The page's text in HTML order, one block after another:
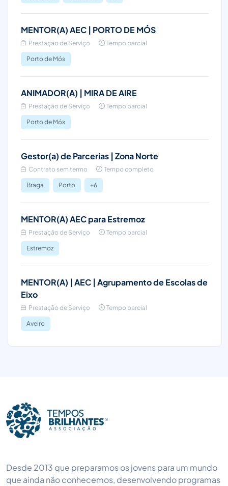
MENTOR(A) AEC | PORTO DE MÓS
Prestação de Serviço Tempo parcial
Porto de Mós
ANIMADOR(A) | MIRA DE AIRE
Prestação de Serviço Tempo parcial
Porto de Mós
Gestor(a) de Parcerias | Zona Norte
Contrato sem termo Tempo completo
Braga Porto +6
MENTOR(A) AEC para Estremoz
Prestação de Serviço Tempo parcial
Estremoz
MENTOR(A) | AEC | Agrupamento de Escolas de
Eixo
Prestação de Serviço Tempo parcial
Aveiro
Desde 2013 que preparamos os jovens para um mundo
que ainda não conhecemos, desenvolvendo programas